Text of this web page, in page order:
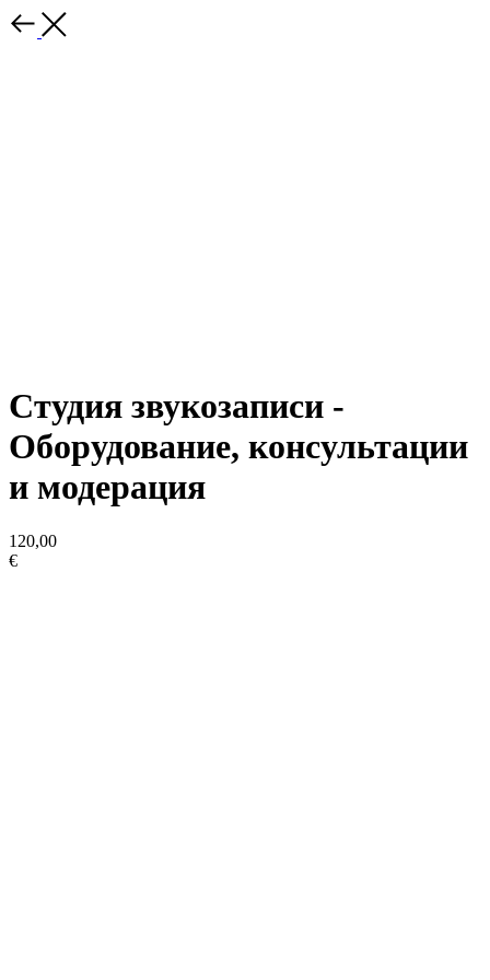
Студия звукозаписи -
Оборудование, консультации
и модерация
120,00
€